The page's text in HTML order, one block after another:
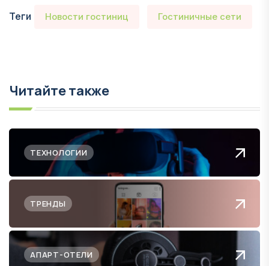
Теги Новости гостиниц Гостиничные сети
Читайте также
ТЕХНОЛОГИИ
ТРЕНДЫ
АПАРТ-ОТЕЛИ